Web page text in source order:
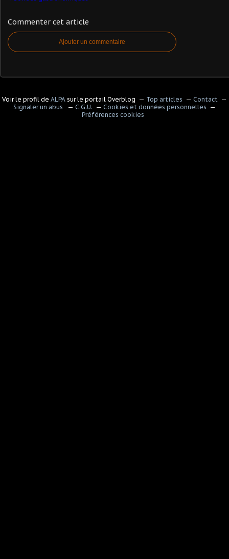
Commenter cet article
Ajouter un commentaire
Voir le profil de ALPA sur le portail Overblog Top articles
Contact
Signaler un abus
C.G.U.
Cookies et données personnelles
Préférences cookies